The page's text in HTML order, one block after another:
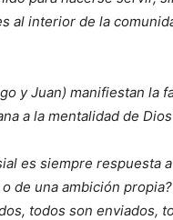
al interior de la
y Juan) manifiestan la
a la mentalidad de
es siempre respuesta
de una ambición
todos son enviados,